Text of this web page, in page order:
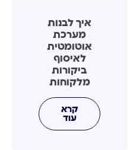
איך לבנות
מערכת
אוטומטית
לאיסוף
ביקורות
מלקוחות
קרא
עוד